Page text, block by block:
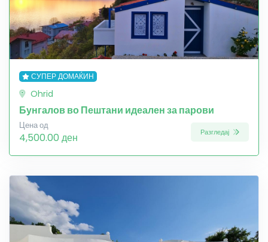
СУПЕР ДОМАЌИН
Ohrid
Бунгалов во Пештани идеален за парови
Цена од
4,500.00 ден Разгледај